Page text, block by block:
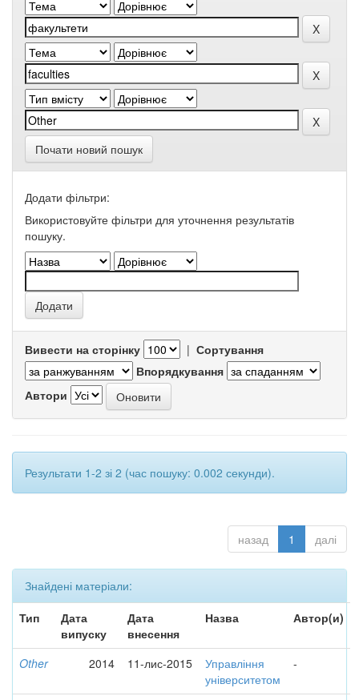
Почати новий пошук
Додати фільтри:
Використовуйте фільтри для уточнення результатів
пошуку.
Вивести на сторінку | Сортування
Впорядкування
Автори
Результати 1-2 зі 2 (час пошуку: 0.002 секунди).
назад 1 далі
Знайдені матеріали:
Тип
Дата
випуску
Дата
внесення
Назва Автор(и)
Other 2014 11-лис-2015
Управління
університетом
-